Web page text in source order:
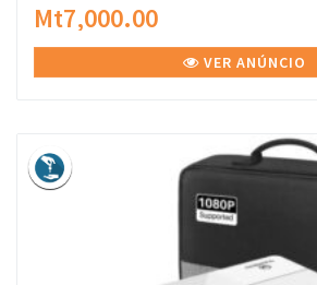
Mt7,000.00
VER ANÚNCIO